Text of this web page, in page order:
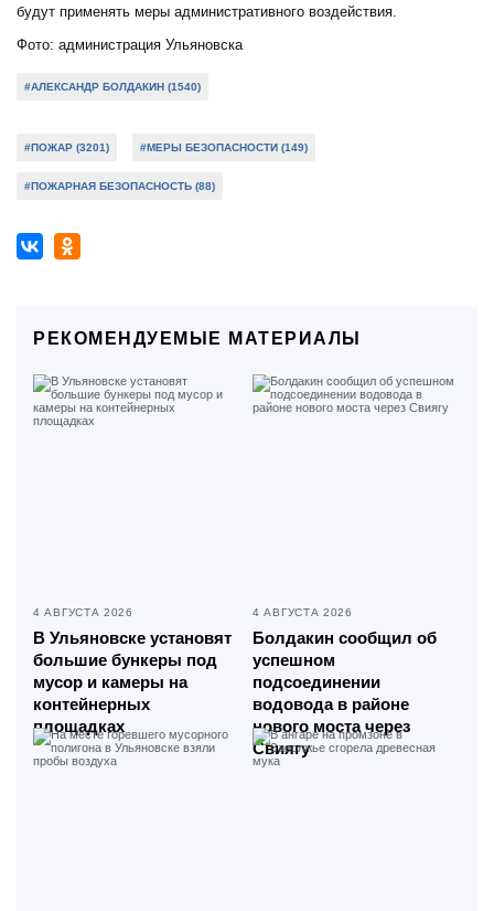
будут применять меры административного воздействия.
Фото: администрация Ульяновска
#АЛЕКСАНДР БОЛДАКИН (1540)
#ПОЖАР (3201) #МЕРЫ БЕЗОПАСНОСТИ (149)
#ПОЖАРНАЯ БЕЗОПАСНОСТЬ (88)
РЕКОМЕНДУЕМЫЕ МАТЕРИАЛЫ
4 АВГУСТА 2026
В Ульяновске установят
большие бункеры под
мусор и камеры на
контейнерных
площадках
4 АВГУСТА 2026
Болдакин сообщил об
успешном
подсоединении
водовода в районе
нового моста через
Свиягу